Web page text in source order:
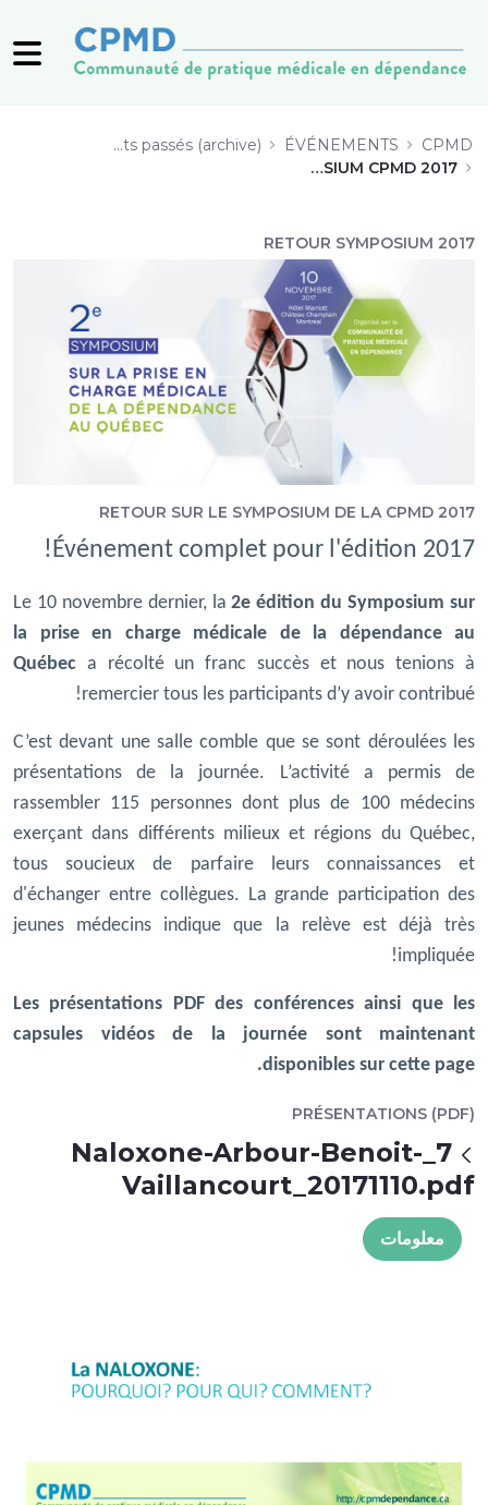
CPMD
ÉVÉNEMENTS
Événements passés (archive)
SYMPOSIUM CPMD 2017
RETOUR SYMPOSIUM 2017
RETOUR SUR LE SYMPOSIUM DE LA CPMD 2017
Événement complet pour l'édition 2017!
Le 10 novembre dernier, la2e édition du Symposium sur
la prise en charge médicale de la dépendance au
Québec a récolté un franc succès et nous tenions à
remercier tous les participants d’y avoir contribué!
C’est devant une salle comble que se sont déroulées les
présentations de la journée. L’activité a permis de
rassembler 115 personnes dont plus de 100 médecins
exerçant dans différents milieux et régions du Québec,
tous soucieux de parfaire leurs connaissances et
d'échanger entre collègues. La grande participation des
jeunes médecins indique que la relève est déjà très
impliquée!
Les présentations PDF des conférences ainsi que les
capsules vidéos de la journée sont maintenant
disponibles sur cette page.
PRÉSENTATIONS (PDF)
عودة
7_Naloxone-Arbour-Benoit-
Vaillancourt_20171110.pdf
معلومات